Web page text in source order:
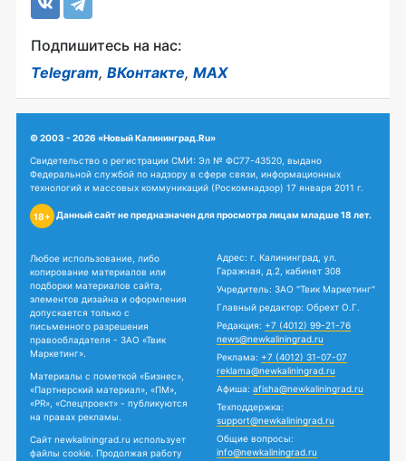
Подпишитесь на нас:
Telegram, ВКонтакте, MAX
© 2003 - 2026 «Новый Калининград.Ru»
Свидетельство о регистрации СМИ: Эл № ФС77-43520, выдано
Федеральной службой по надзору в сфере связи, информационных
технологий и массовых коммуникаций (Роскомнадзор) 17 января 2011 г.
18+ Данный сайт не предназначен для просмотра лицам младше 18 лет.
Любое использование, либо
копирование материалов или
подборки материалов сайта,
элементов дизайна и оформления
допускается только с
письменного разрешения
правообладателя - ЗАО «Твик
Маркетинг».
Материалы с пометкой «Бизнес»,
«Партнерский материал», «ПМ»,
«PR», «Спецпроект» - публикуются
на правах рекламы.
Сайт newkaliningrad.ru использует
файлы cookie. Продолжая работу
Адрес: г. Калининград, ул.
Гаражная, д.2, кабинет 308
Учредитель: ЗАО "Твик Маркетинг"
Главный редактор: Обрехт О.Г.
Редакция: +7 (4012) 99-21-76
news@newkaliningrad.ru
Реклама: +7 (4012) 31-07-07
reklama@newkaliningrad.ru
Афиша: afisha@newkaliningrad.ru
Техподдержка:
support@newkaliningrad.ru
Общие вопросы:
info@newkaliningrad.ru